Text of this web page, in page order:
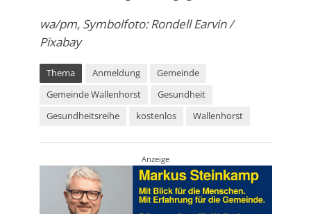
wa/pm, Symbolfoto: Rondell Earvin /
Pixabay
Thema Anmeldung
Gemeinde
Gemeinde Wallenhorst
Gesundheit
Gesundheitsreihe
kostenlos Wallenhorst
Anzeige